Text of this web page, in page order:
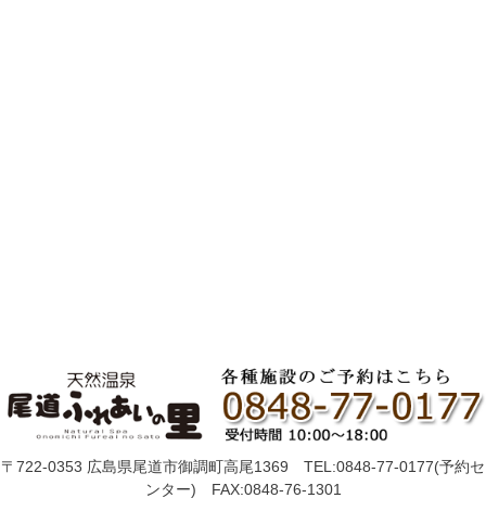
〒722-0353 広島県尾道市御調町高尾1369 TEL:0848-77-0177(予約セ
ンター) FAX:0848-76-1301